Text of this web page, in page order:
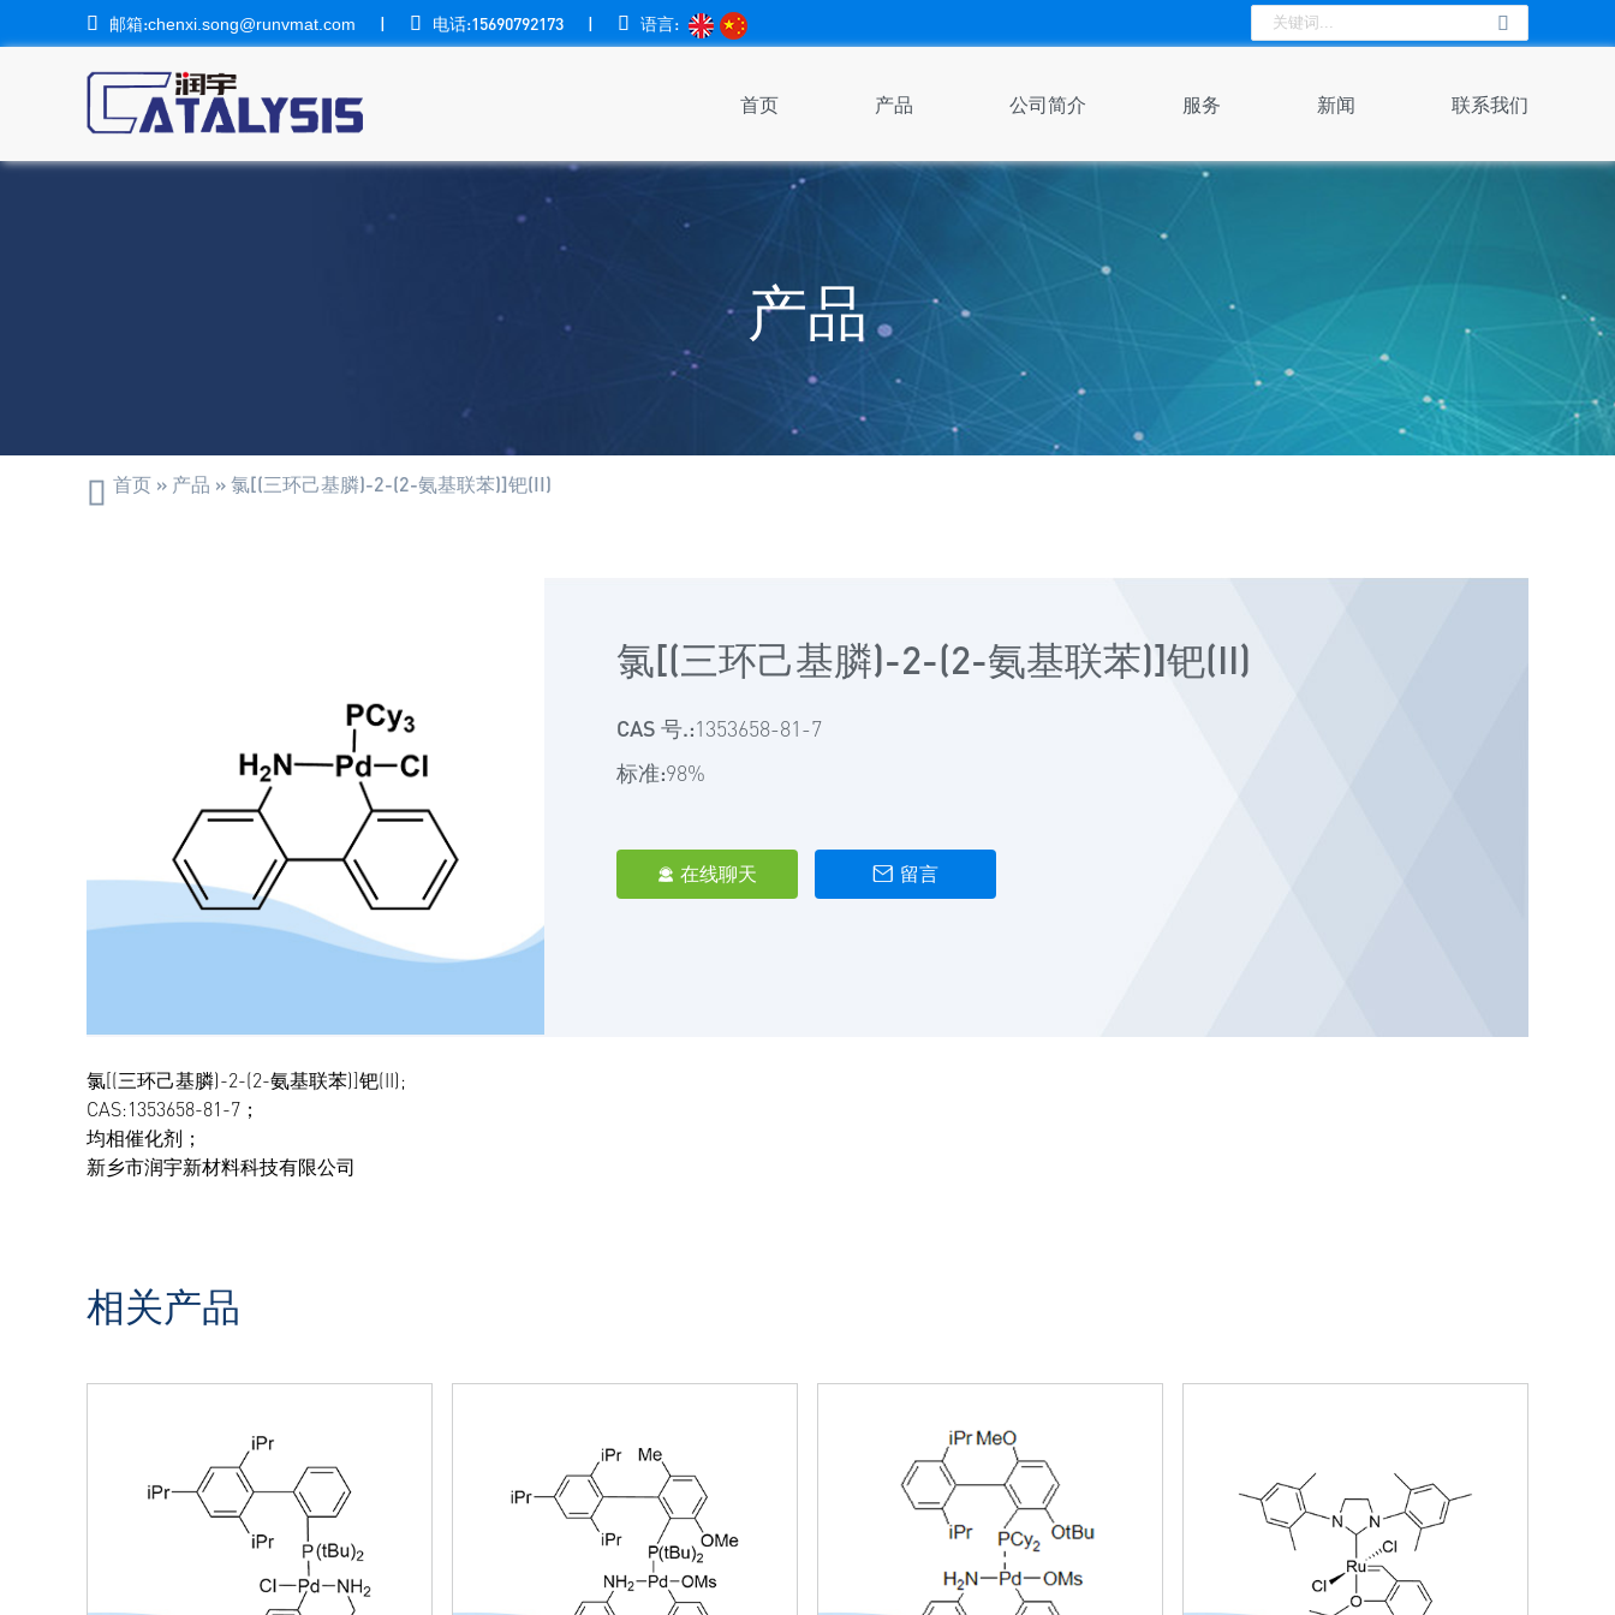
 邮箱:chenxi.song@runvmat.com |  电话:15690792173 |  语言:
首页 产品 公司简介 服务 新闻 联系我们
产品
 首页 » 产品 » 氯[(三环己基膦)-2-(2-氨基联苯)]钯(II)
氯[(三环己基膦)-2-(2-氨基联苯)]钯(II)
CAS 号.:1353658-81-7
标准:98%
 在线聊天  留言
氯[(三环己基膦)-2-(2-氨基联苯)]钯(II);
CAS:1353658-81-7；
均相催化剂；
新乡市润宇新材料科技有限公司
相关产品